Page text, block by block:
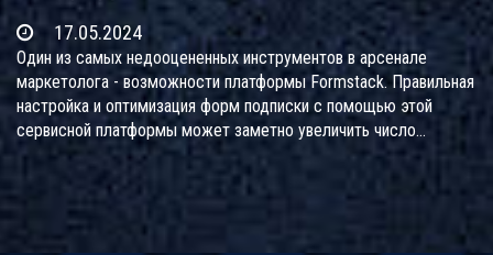
17.05.2024
Один из самых недооцененных инструментов в арсенале
маркетолога - возможности платформы Formstack. Правильная
настройка и оптимизация форм подписки с помощью этой
сервисной платформы может заметно увеличить число
подписок на вашу рассылку. Исследуем мнение эксперта
Григория Чарного о том, как маркетологи могут удвоить
советы от других известных специалистов в области